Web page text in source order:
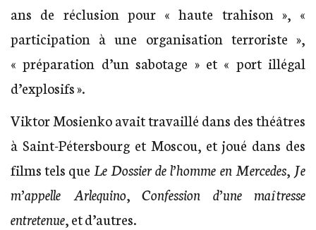
ans de réclusion pour « haute trahison », «
participation à une organisation terroriste »,
« préparation d’un sabotage » et « port illégal
d’explosifs ».
Viktor Mosienko avait travaillé dans des théâtres
à Saint-Pétersbourg et Moscou, et joué dans des
films tels que Le Dossier de l’homme en Mercedes, Je
m’appelle Arlequino, Confession d’une maîtresse
entretenue, et d’autres.